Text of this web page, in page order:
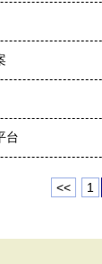
台
<< 1